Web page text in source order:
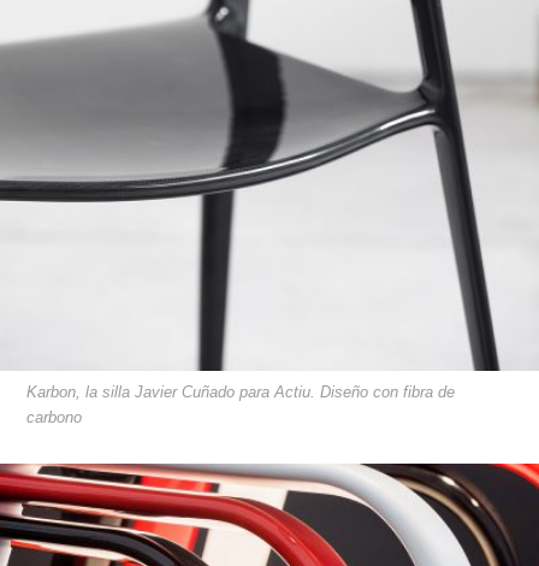
Karbon, la silla Javier Cuñado para Actiu. Diseño con fibra de
carbono